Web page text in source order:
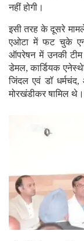
नहीं होगी।
इसी तरह के दूसरे
एओटा में फट चुके
ऑपरेषन में उनकी टीम
डेमल, कार्डियक
जिंदल एवं डॉ
मोरखंडीकर षामिल थे।